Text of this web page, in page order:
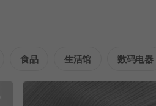
食品 生活馆 数码电器